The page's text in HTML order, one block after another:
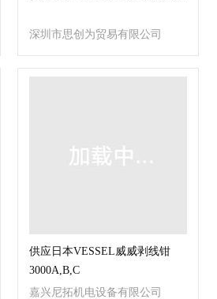
深圳市思创为贸易有限公司
供应日本VESSEL威威剥线钳
3000A,B,C
嘉兴尼拓机电设备有限公司